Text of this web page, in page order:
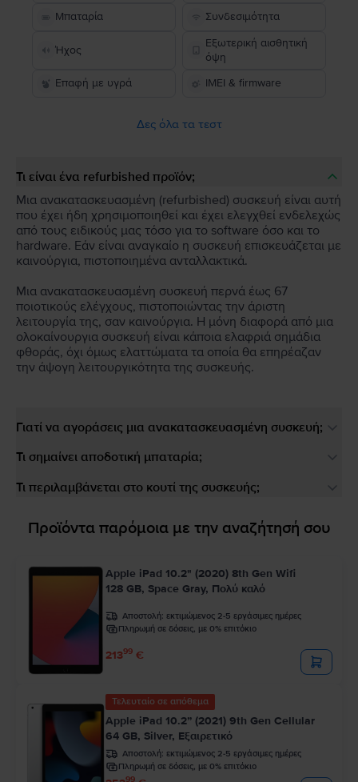
Μπαταρία Συνδεσιμότητα
Ήχος
Εξωτερική αισθητική
όψη
Επαφή με υγρά
IMEI & firmware
Δες όλα τα τεστ
Τι είναι ένα refurbished προϊόν;
Μια ανακατασκευασμένη (refurbished) συσκευή είναι αυτή
που έχει ήδη χρησιμοποιηθεί και έχει ελεγχθεί ενδελεχώς
από τους ειδικούς μας τόσο για το software όσο και το
hardware. Εάν είναι αναγκαίο η συσκευή επισκευάζεται με
καινούργια, πιστοποιημένα ανταλλακτικά.
Μια ανακατασκευασμένη συσκευή περνά έως 67
ποιοτικούς ελέγχους, πιστοποιώντας την άριστη
λειτουργία της, σαν καινούργια. Η μόνη διαφορά από μια
ολοκαίνουργια συσκευή είναι κάποια ελαφριά σημάδια
φθοράς, όχι όμως ελαττώματα τα οποία θα επηρέαζαν
την άψογη λειτουργικότητα της συσκευής.
Γιατί να αγοράσεις μια ανακατασκευασμένη συσκευή;
Τι σημαίνει αποδοτική μπαταρία;
Τι περιλαμβάνεται στο κουτί της συσκευής;
Προϊόντα παρόμοια με την αναζήτησή σου
Apple iPad 10.2" (2020) 8th Gen Wifi
128 GB, Space Gray, Πολύ καλό
Αποστολή: εκτιμώμενος 2-5 εργάσιμες ημέρες
Πληρωμή σε δόσεις, με 0% επιτόκιο
21399 €
Τελευταίο σε απόθεμα
Apple iPad 10.2” (2021) 9th Gen Cellular
64 GB, Silver, Εξαιρετικό
Αποστολή: εκτιμώμενος 2-5 εργάσιμες ημέρες
Πληρωμή σε δόσεις, με 0% επιτόκιο
99